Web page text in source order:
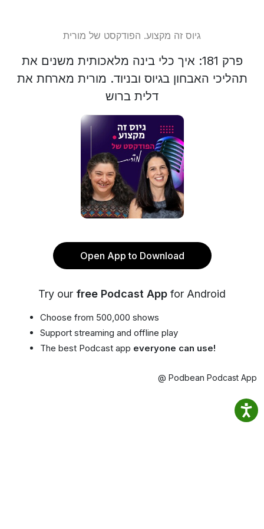
גיוס זה מקצוע. הפודקסט של מורית
פרק 181: איך כלי בינה מלאכותית משנים את
תהליכי האבחון בגיוס ובניוד. מורית מארחת את
דלית ברוש
Open App to Download
Try our free Podcast App for Android
Choose from 500,000 shows
Support streaming and offline play
The best Podcast app everyone can use!
@ Podbean Podcast App